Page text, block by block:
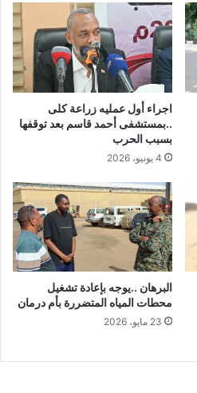
اجراء أول عمليه زراعة كلى
..بمستشفى أحمد قاسم بعد توقفها
بسبب الحرب
4 يونيو، 2026
البرهان ..يوجه بإعادة تشغيل
محطات المياه المتضررة بأم درمان
23 مايو، 2026